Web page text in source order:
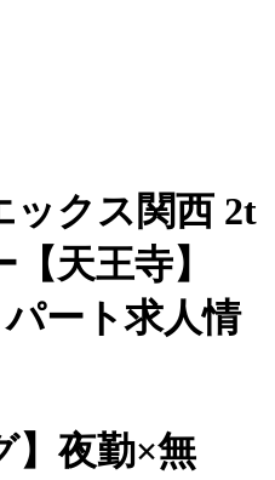
ックス関西 2t
天王寺】
ート求人情
】夜勤×無